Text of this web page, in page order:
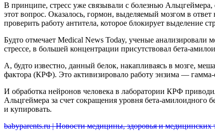
В принципе, стресс уже связывали с болезнью
этот вопрос. Оказалось, гормон, выделяемый мозгом в ответ
проверить работу антитела, которое блокирует выделение
Будто отмечает Medical News Today, ученые анализировали
стрессе, в большей концентрации присутствовал бета-
А, будто известно, данный белок, накапливаясь в мозге,
фактора (КРФ). Это активизировало работу энзима —
И обработка нейронов человека в лаборатории КРФ
Альцгеймера за счет сокращения уровня бета-амилоидного
и купировать.
babyparents.ru | Новости медицины, здоровья и медицинских